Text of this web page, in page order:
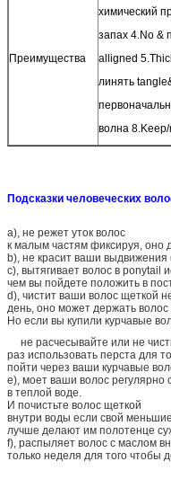
Преимущества
химический
запах 4.No &
alligned
линять
волна
Подсказки человеческих
a), не режет уток волос
к малым частям фиксируя, оно
b), не красит ваши
c), вытягивает волос в ponytail
чем вы пойдете положить в
d), чистит ваши волос щеткой
день, оно может держать волос
Но если вы купили курчавые
не расчесывайте или не
раз использовать перста для
пойти через ваши курчавые
e), моет ваши волос
в теплой воде.
И почистьте волос щеткой
внутри воды если свой
лучше делают им полотенце
f), распыляет волос с маслом
только неделя для того чтобы